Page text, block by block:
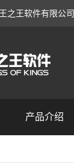
之王软件有限公司
产品介绍